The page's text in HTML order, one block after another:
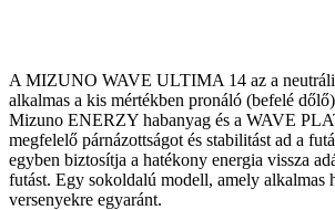
A MIZUNO WAVE ULTIMA 14 az a
alkalmas a kis mértékben pronáló (befelé
Mizuno ENERZY habanyag és a WAVE
megfelelő párnázottságot és stabilitást ad a
egyben biztosítja a hatékony energia vissza
futást. Egy sokoldalú modell, amely alkalmas
versenyekre egyaránt.